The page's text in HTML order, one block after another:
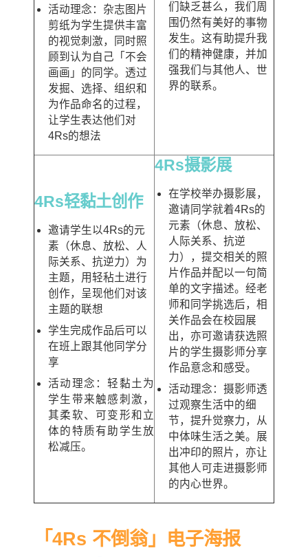
活动理念：杂志图片
剪纸为学生提供丰富
的视觉刺激，同时照
顾到认为自己「不会
画画」的同学。透过
发掘、选择、组织和
为作品命名的过程，
让学生表达他们对
4Rs的想法
们缺乏甚么，我们周
围仍然有美好的事物
发生。这有助提升我
们的精神健康，并加
强我们与其他人、世
界的联系。
4Rs轻黏土创作
邀请学生以4Rs的元
素（休息、放松、人
际关系、抗逆力）为
主题，用轻秥土进行
创作，呈现他们对该
主题的联想
学生完成作品后可以
在班上跟其他同学分
享
活动理念：轻黏土为
学生带来触感刺激，
其柔软、可变形和立
体的特质有助学生放
松减压。
4Rs摄影展
在学校举办摄影展，
邀请同学就着4Rs的
元素（休息、放松、
人际关系、抗逆
力），提交相关的照
片作品并配以一句简
单的文字描述。经老
师和同学挑选后，相
关作品会在校园展
出，亦可邀请获选照
片的学生摄影师分享
作品意念和感受。
活动理念：摄影师透
过观察生活中的细
节，提升觉察力，从
中体味生活之美。展
出冲印的照片，亦让
其他人可走进摄影师
的内心世界。
「4Rs 不倒翁」 电子海报